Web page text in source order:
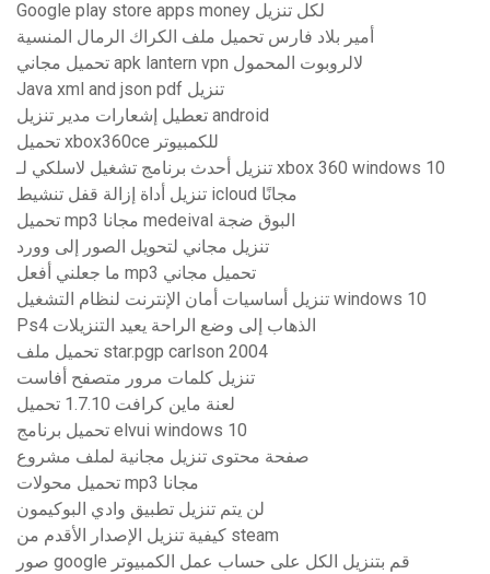
Google play store apps money لكل تنزيل
أمير بلاد فارس تحميل ملف الكراك الرمال المنسية
تحميل مجاني apk lantern vpn لالروبوت المحمول
Java xml and json pdf تنزيل
تعطيل إشعارات مدير تنزيل android
تحميل xbox360ce للكمبيوتر
تنزيل أحدث برنامج تشغيل لاسلكي لـ xbox 360 windows 10
تنزيل أداة إزالة قفل تنشيط icloud مجانًا
تحميل mp3 مجانا medeival البوق ضجة
تنزيل مجاني لتحويل الصور إلى وورد
ما جعلني أفعل mp3 تحميل مجاني
تنزيل أساسيات أمان الإنترنت لنظام التشغيل windows 10
Ps4 الذهاب إلى وضع الراحة يعيد التنزيلات
تحميل ملف star.pgp carlson 2004
تنزيل كلمات مرور متصفح أفاست
لعنة ماين كرافت 1.7.10 تحميل
تحميل برنامج elvui windows 10
صفحة محتوى تنزيل مجانية لملف مشروع
تحميل محولات mp3 مجانا
لن يتم تنزيل تطبيق وادي البوكيمون
كيفية تنزيل الإصدار الأقدم من steam
صور google قم بتنزيل الكل على حساب عمل الكمبيوتر